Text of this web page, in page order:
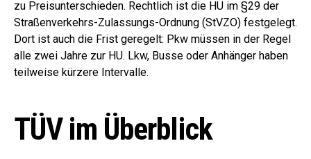
zu Preisunterschieden. Rechtlich ist die HU im §29 der
Straßenverkehrs-Zulassungs-Ordnung (StVZO) festgelegt.
Dort ist auch die Frist geregelt: Pkw müssen in der Regel
alle zwei Jahre zur HU. Lkw, Busse oder Anhänger haben
teilweise kürzere Intervalle.
TÜV im Überblick